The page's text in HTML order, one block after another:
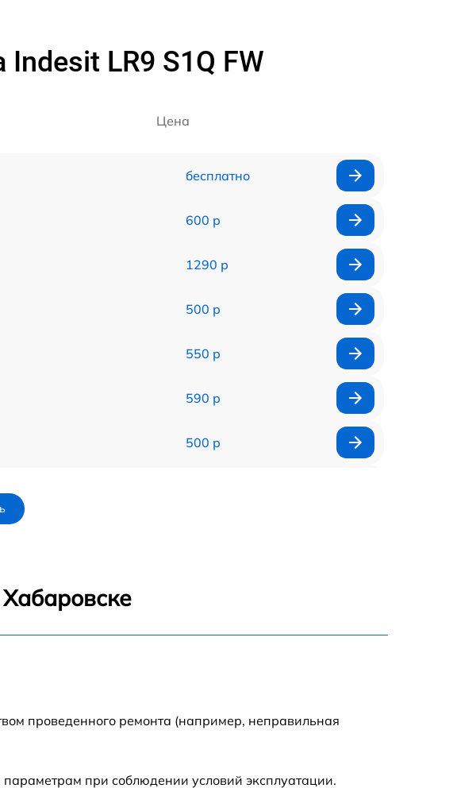
LR9 S1Q FW
Цена
бесплатно
600 р
1290 р
500 р
550 р
590 р
500 р
проведенного ремонта (например, неправильная
при соблюдении условий эксплуатации.